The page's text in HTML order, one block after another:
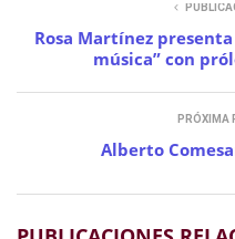
Rosa Martínez
música” con
PRÓXIMA
Alberto